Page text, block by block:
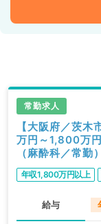
常勤求人
【大阪府／茨
万円～1,800万
（麻酔科／常勤）
年収1,800万円以上
給与